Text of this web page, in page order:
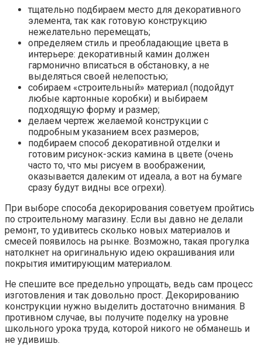
тщательно подбираем место для декоративного
элемента, так как готовую конструкцию
нежелательно перемещать;
определяем стиль и преобладающие цвета в
интерьере: декоративный камин должен
гармонично вписаться в обстановку, а не
выделяться своей нелепостью;
собираем «строительный» материал (подойдут
любые картонные коробки) и выбираем
подходящую форму и размер;
делаем чертеж желаемой конструкции с
подробным указанием всех размеров;
подбираем способ декоративной отделки и
готовим рисунок-эскиз камина в цвете (очень
часто то, что мы рисуем в воображении,
оказывается далеким от идеала, а вот на бумаге
сразу будут видны все огрехи).
При выборе способа декорирования советуем пройтись
по строительному магазину. Если вы давно не делали
ремонт, то удивитесь сколько новых материалов и
смесей появилось на рынке. Возможно, такая прогулка
натолкнет на оригинальную идею окрашивания или
покрытия имитирующим материалом.
Не спешите все предельно упрощать, ведь сам процесс
изготовления и так довольно прост. Декорированию
конструкции нужно выделить достаточно внимания. В
противном случае, вы получите поделку на уровне
школьного урока труда, которой никого не обманешь и
не удивишь.